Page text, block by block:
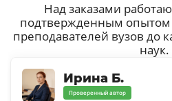
Над заказами
подтвержденным опытом
преподавателей вузов до
наук.
Ирина Б.
Проверенный автор